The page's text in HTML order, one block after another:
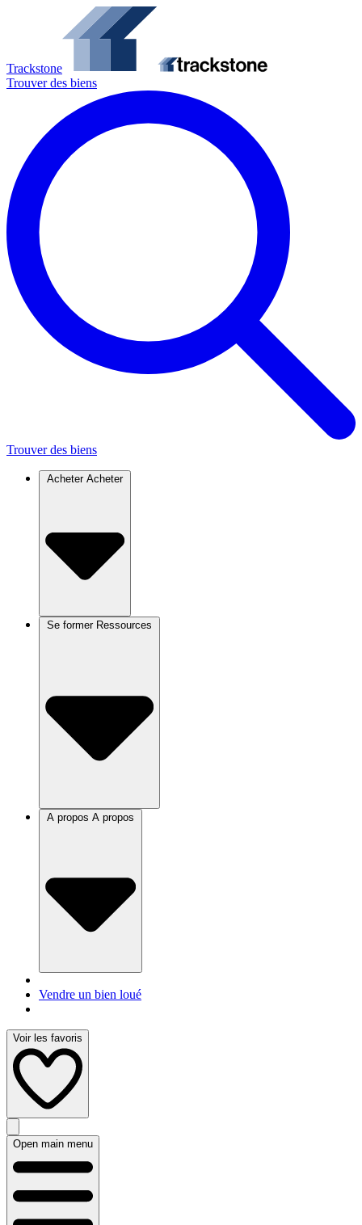
Trackstone
Trouver des biens
Trouver des biens
Acheter Acheter
Se former
A propos
Vendre un bien loué
Voir les favoris
Open main menu